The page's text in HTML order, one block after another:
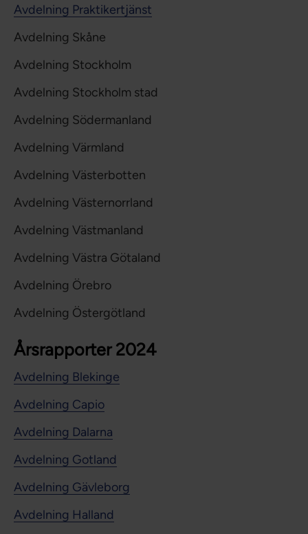
Avdelning Praktikertjänst
Avdelning Skåne
Avdelning Stockholm
Avdelning Stockholm stad
Avdelning Södermanland
Avdelning Värmland
Avdelning Västerbotten
Avdelning Västernorrland
Avdelning Västmanland
Avdelning Västra Götaland
Avdelning Örebro
Avdelning Östergötland
Årsrapporter 2024
Avdelning Blekinge
Avdelning Capio
Avdelning Dalarna
Avdelning Gotland
Avdelning Gävleborg
Avdelning Halland